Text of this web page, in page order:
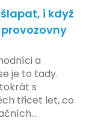
pololetí
je zaměřena
uživatelů,
a
a
fázi dojde
segmenty
fáze
uvést
všech
domén, a
i když
a
je to tady.
s
třicet let, co